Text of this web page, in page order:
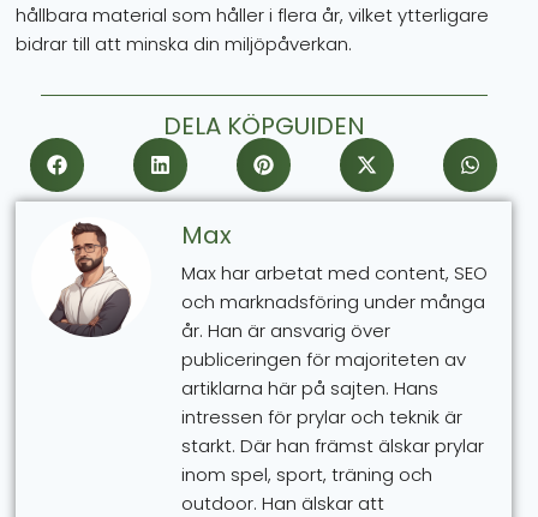
hållbara material som håller i flera år, vilket ytterligare
bidrar till att minska din miljöpåverkan.
DELA KÖPGUIDEN
Max
Max har arbetat med content, SEO
och marknadsföring under många
år. Han är ansvarig över
publiceringen för majoriteten av
artiklarna här på sajten. Hans
intressen för prylar och teknik är
starkt. Där han främst älskar prylar
inom spel, sport, träning och
outdoor. Han älskar att